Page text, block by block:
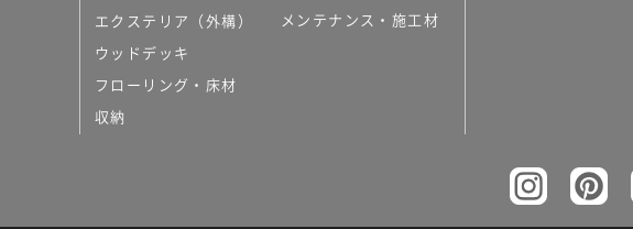
キッチン機器
エクステリア（外構）
ウッドデッキ
フローリング・床材
収納
メンテナンス・施工材